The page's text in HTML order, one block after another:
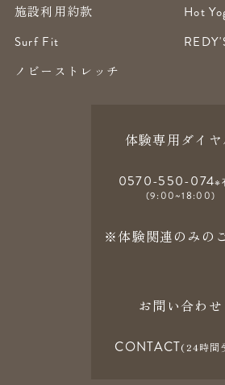
施設利用約款
Hot
Surf Fit
ノビーストレッチ
体験専用ダイヤ
0570-550-074※
(9:00~18:00)
※体験関連のみの
お問い合わせ
CONTACT(24時間